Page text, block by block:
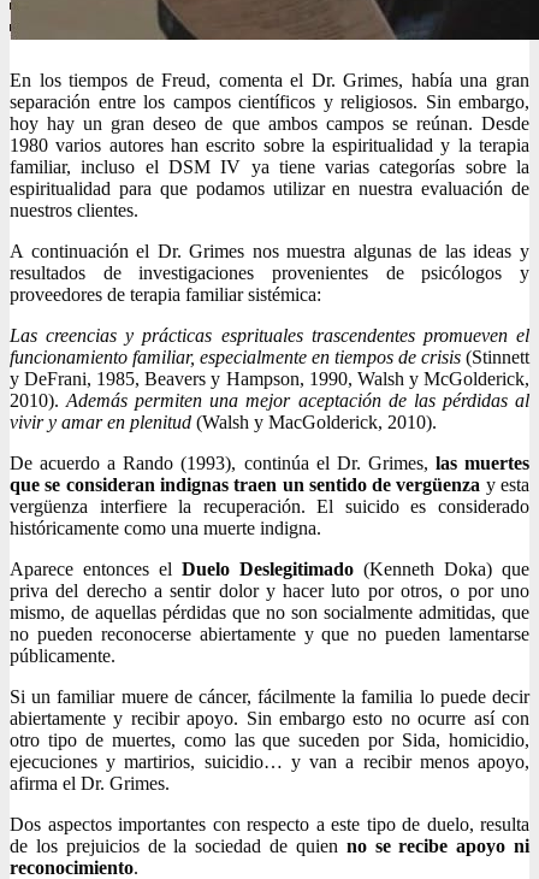
En los tiempos de Freud, comenta el Dr. Grimes, había una gran
separación entre los campos científicos y religiosos. Sin embargo,
hoy hay un gran deseo de que ambos campos se reúnan. Desde
1980 varios autores han escrito sobre la espiritualidad y la terapia
familiar, incluso el DSM IV ya tiene varias categorías sobre la
espiritualidad para que podamos utilizar en nuestra evaluación de
nuestros clientes.
A continuación el Dr. Grimes nos muestra algunas de las ideas y
resultados de investigaciones provenientes de psicólogos y
proveedores de terapia familiar sistémica:
Las creencias y prácticas esprituales trascendentes promueven el
funcionamiento familiar, especialmente en tiempos de crisis (Stinnett
y DeFrani, 1985, Beavers y Hampson, 1990, Walsh y McGolderick,
2010).Además permiten una mejor aceptación de las pérdidas al
vivir y amar en plenitud (Walsh y MacGolderick, 2010).
De acuerdo a Rando (1993), continúa el Dr. Grimes, las muertes
que se consideran indignas traen un sentido de vergüenza y esta
vergüenza interfiere la recuperación. El suicido es considerado
históricamente como una muerte indigna.
Aparece entonces el Duelo Deslegitimado (Kenneth Doka) que
priva del derecho a sentir dolor y hacer luto por otros, o por uno
mismo, de aquellas pérdidas que no son socialmente admitidas, que
no pueden reconocerse abiertamente y que no pueden lamentarse
públicamente.
Si un familiar muere de cáncer, fácilmente la familia lo puede decir
abiertamente y recibir apoyo. Sin embargo esto no ocurre así con
otro tipo de muertes, como las que suceden por Sida, homicidio,
ejecuciones y martirios, suicidio… y van a recibir menos apoyo,
afirma el Dr. Grimes.
Dos aspectos importantes con respecto a este tipo de duelo, resulta
de los prejuicios de la sociedad de quien no se recibe apoyo ni
reconocimiento.